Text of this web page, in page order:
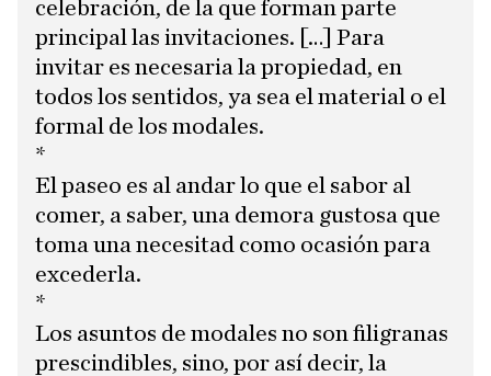
celebración, de la que forman parte
principal las invitaciones. […] Para
invitar es necesaria la propiedad, en
todos los sentidos, ya sea el material o el
formal de los modales.
*
El paseo es al andar lo que el sabor al
comer, a saber, una demora gustosa que
toma una necesitad como ocasión para
excederla.
*
Los asuntos de modales no son filigranas
prescindibles, sino, por así decir, la